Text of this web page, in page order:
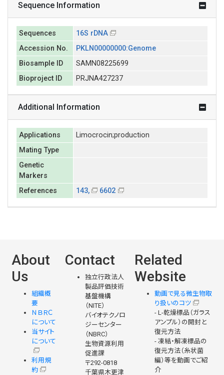
Sequence Information
Sequences
16S rDNA
Accession No.
PKLN00000000:Genome
Biosample ID
SAMN08225699
Bioproject ID
PRJNA427237
Additional Information
Applications
Limocrocin;production
Mating Type
Genetic
Markers
References
143, 6602
About
Us
組織概
要
ＮＢＲＣ
について
当サイト
について
利用規
約
Contact
独立行政法人
製品評価技術
基盤機構
（NITE）
バイオテクノロ
ジーセンター
（NBRC）
生物資源利用
促進課
〒292-0818
千葉県木更津
Related
Website
動画で見る微生物取
り扱いのコツ
- L-乾燥標品（ガラス
アンプル）の開封と
復元方法
- 凍結・解凍標品の
復元方法（糸状菌
編）等を動画でご紹
介